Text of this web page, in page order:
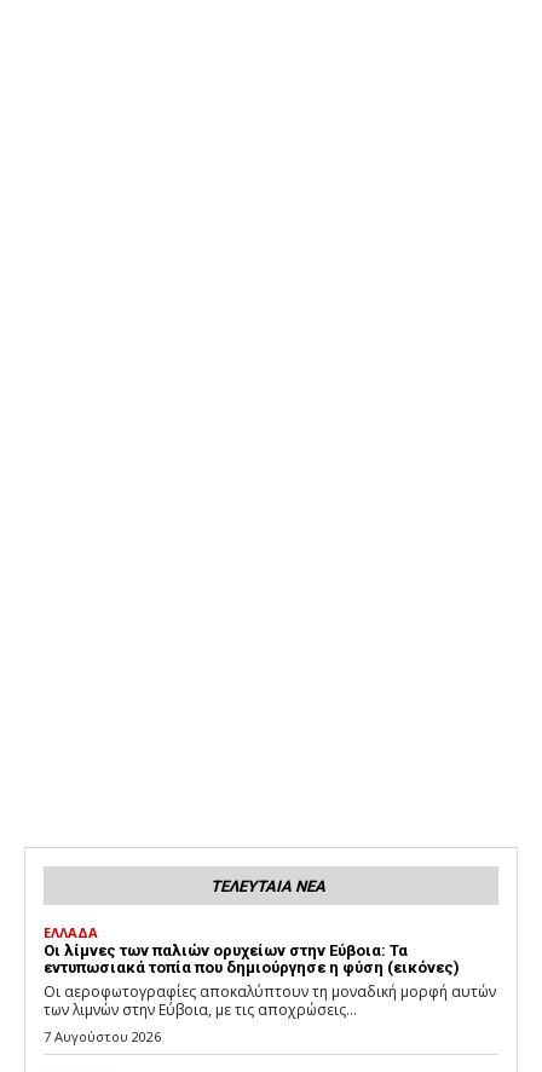
ΤΕΛΕΥΤΑΙΑ ΝΕΑ
ΕΛΛΑΔΑ
Οι λίμνες των παλιών ορυχείων στην Εύβοια: Τα
εντυπωσιακά τοπία που δημιούργησε η φύση (εικόνες)
Οι αεροφωτογραφίες αποκαλύπτουν τη μοναδική μορφή αυτών
των λιμνών στην Εύβοια, με τις αποχρώσεις...
7 Αυγούστου 2026